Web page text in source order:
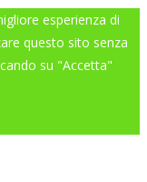
esperienza di
questo sito senza
su "Accetta"